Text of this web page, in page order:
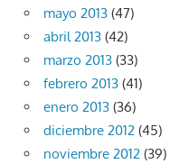
mayo 2013 (47)
abril 2013 (42)
marzo 2013 (33)
febrero 2013 (41)
enero 2013 (36)
diciembre 2012 (45)
noviembre 2012 (39)